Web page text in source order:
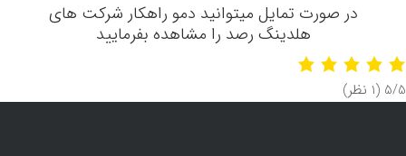
در صورت تمایل میتوانید دمو راهکار شرکت های
هلدینگ رصد را مشاهده بفرمایید
‫5/5 ‫(1 نظر)